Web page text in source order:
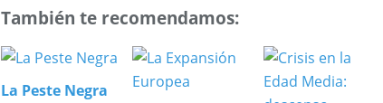
También te recomendamos:
La Peste Negra